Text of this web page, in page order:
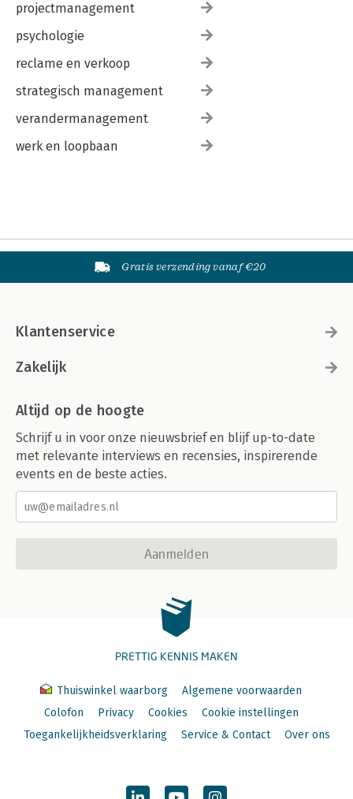
projectmanagement
psychologie
reclame en verkoop
strategisch management
verandermanagement
werk en loopbaan
Gratis verzending vanaf €20
Klantenservice
Zakelijk
Altijd op de hoogte
Schrijf u in voor onze nieuwsbrief en blijf up-to-date
met relevante interviews en recensies, inspirerende
events en de beste acties.
Aanmelden
PRETTIG KENNIS MAKEN
Thuiswinkel waarborg
Algemene voorwaarden
Colofon
Privacy Cookies
Cookie instellingen
Toegankelijkheidsverklaring
Service & Contact Over ons